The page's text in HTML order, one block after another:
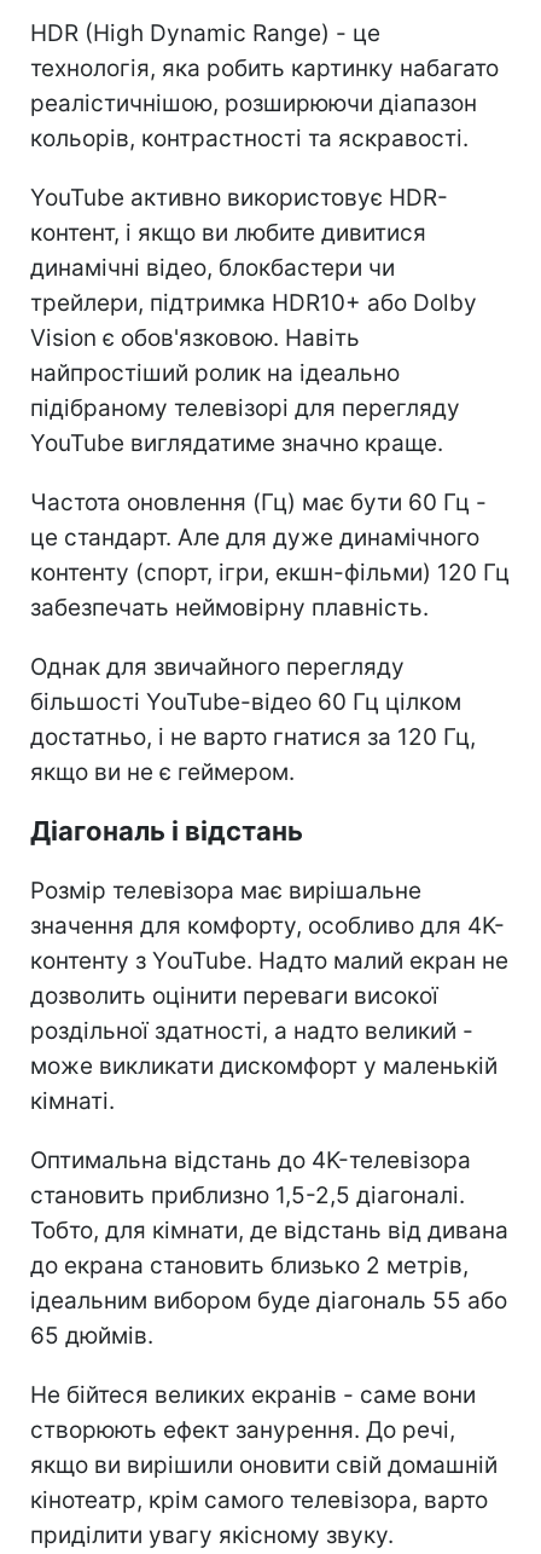
HDR (High Dynamic Range) - це
технологія, яка робить картинку набагато
реалістичнішою, розширюючи діапазон
кольорів, контрастності та яскравості.
YouTube активно використовує HDR-
контент, і якщо ви любите дивитися
динамічні відео, блокбастери чи
трейлери, підтримка HDR10+ або Dolby
Vision є обов'язковою. Навіть
найпростіший ролик на ідеально
підібраному телевізорі для перегляду
YouTube виглядатиме значно краще.
Частота оновлення (Гц) має бути 60 Гц -
це стандарт. Але для дуже динамічного
контенту (спорт, ігри, екшн-фільми) 120 Гц
забезпечать неймовірну плавність.
Однак для звичайного перегляду
більшості YouTube-відео 60 Гц цілком
достатньо, і не варто гнатися за 120 Гц,
якщо ви не є геймером.
Діагональ і відстань
Розмір телевізора має вирішальне
значення для комфорту, особливо для 4K-
контенту з YouTube. Надто малий екран не
дозволить оцінити переваги високої
роздільної здатності, а надто великий -
може викликати дискомфорт у маленькій
кімнаті.
Оптимальна відстань до 4K-телевізора
становить приблизно 1,5-2,5 діагоналі.
Тобто, для кімнати, де відстань від дивана
до екрана становить близько 2 метрів,
ідеальним вибором буде діагональ 55 або
65 дюймів.
Не бійтеся великих екранів - саме вони
створюють ефект занурення. До речі,
якщо ви вирішили оновити свій домашній
кінотеатр, крім самого телевізора, варто
приділити увагу якісному звуку.